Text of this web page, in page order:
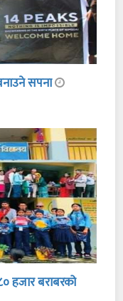
सपना
हजार बराबरको